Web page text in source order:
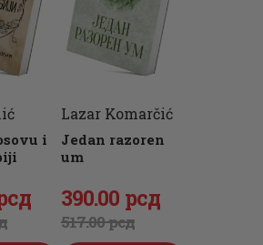
i
Lazar Komarčić
Jedan razoren
um
517.00рсд
Originalna
cena
390.00 рсд
Trenutna
cena